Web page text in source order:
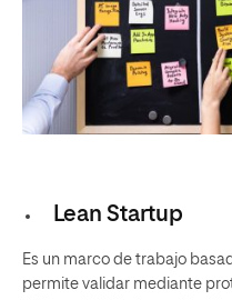
Lean Startup
Es un marco de trabajo
permite validar mediante